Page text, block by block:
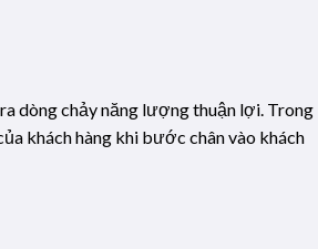
dòng chảy năng lượng thuận lợi. Trong
khách hàng khi bước chân vào khách